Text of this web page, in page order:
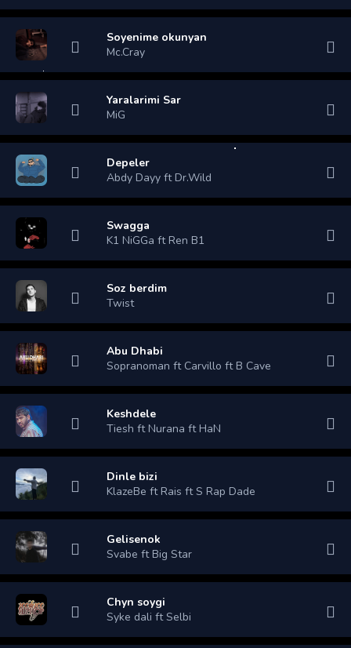
Soyenime okunyan
Mc.Cray
Yaralarimi Sar
MiG
Depeler
Abdy Dayy ft Dr.Wild
Swagga
K1 NiGGa ft Ren B1
Soz berdim
Twist
Abu Dhabi
Sopranoman ft Carvillo ft B Cave
Keshdele
Tiesh ft Nurana ft HaN
Dinle bizi
KlazeBe ft Rais ft S Rap Dade
Gelisenok
Svabe ft Big Star
Chyn soygi
Syke dali ft Selbi